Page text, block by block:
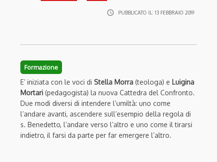
access_time PUBBLICATO IL: 13 FEBBRAIO 2019
Formazione
E’ iniziata con le voci di Stella Morra (teologa) e Luigina
Mortari (pedagogista) la nuova Cattedra del Confronto.
Due modi diversi di intendere l’umiltà: uno come
l’andare avanti, ascendere sull’esempio della regola di
s. Benedetto, l’andare verso l’altro e uno come il tirarsi
indietro, il farsi da parte per far emergere l’altro.